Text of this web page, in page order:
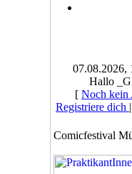
07.08.2026,
Hallo
[ Noch kein
Registriere dich |
Comicfestival